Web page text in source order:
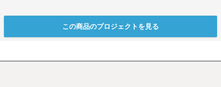
この商品のプロジェクトを見る